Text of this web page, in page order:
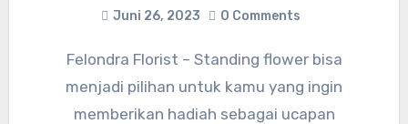
Juni 26, 2023 0 Comments
Felondra Florist – Standing flower bisa
menjadi pilihan untuk kamu yang ingin
memberikan hadiah sebagai ucapan